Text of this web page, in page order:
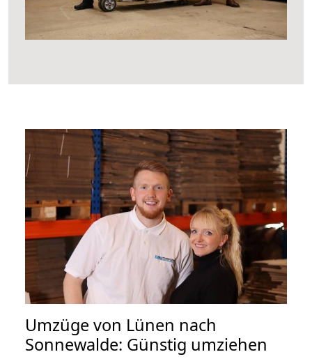
Umzüge von Lünen nach
Sonnewalde: Günstig umziehen